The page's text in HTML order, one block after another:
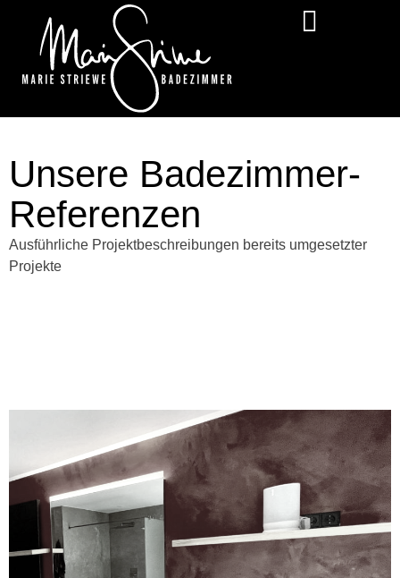
Unsere Badezimmer-
Referenzen
Ausführliche Projektbeschreibungen bereits umgesetzter
Projekte